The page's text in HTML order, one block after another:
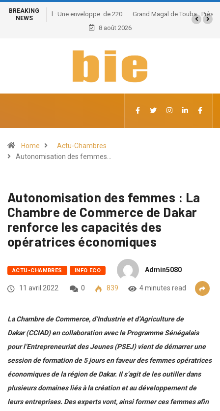
BREAKING
NEWS
Grand Magal de Touba : Près de 630 milliards FCFA de
retombées économiques et un potentiel de 100.000
8 août 2026
Home
Actu-Chambres
Autonomisation des femmes…
Autonomisation des femmes : La
Chambre de Commerce de Dakar
renforce les capacités des
opératrices économiques
ACTU-CHAMBRES INFO ECO Admin5080
11 avril 2022 0 839 4 minutes read
La Chambre de Commerce, d’Industrie et d’Agriculture de
Dakar (CCIAD) en collaboration avec le Programme Sénégalais
pour l’Entrepreneuriat des Jeunes (PSEJ) vient de démarrer une
session de formation de 5 jours en faveur des femmes opératrices
économiques de la région de Dakar. Il s’agit de les outiller dans
plusieurs domaines liés à la création et au développement de
leurs entreprises. Des experts vont, ainsi former ces femmes afin